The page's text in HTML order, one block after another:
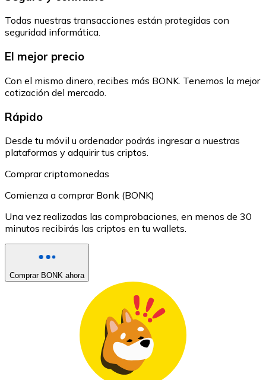
Todas nuestras transacciones están protegidas con
seguridad informática.
El mejor precio
Con el mismo dinero, recibes más BONK. Tenemos la mejor
cotización del mercado.
Rápido
Desde tu móvil u ordenador podrás ingresar a nuestras
plataformas y adquirir tus criptos.
Comprar criptomonedas
Comienza a comprar Bonk (BONK)
Una vez realizadas las comprobaciones, en menos de 30
minutos recibirás las criptos en tu wallets.
Comprar BONK ahora